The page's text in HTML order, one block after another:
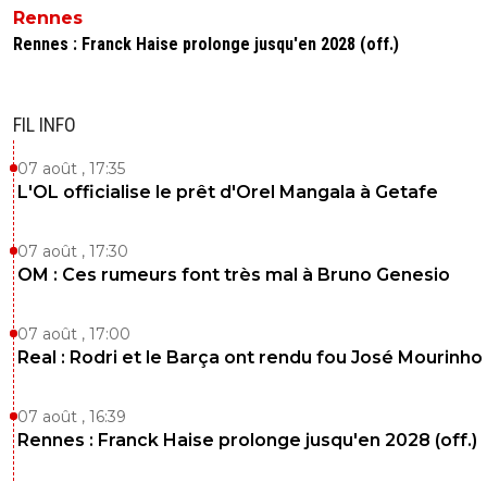
Rennes
Rennes : Franck Haise prolonge jusqu'en 2028 (off.)
FIL INFO
07 août , 17:35
L'OL officialise le prêt d'Orel Mangala à Getafe
07 août , 17:30
OM : Ces rumeurs font très mal à Bruno Genesio
07 août , 17:00
Real : Rodri et le Barça ont rendu fou José Mourinho
07 août , 16:39
Rennes : Franck Haise prolonge jusqu'en 2028 (off.)